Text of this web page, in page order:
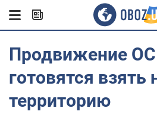
Продвижение
готовятся взять
территорию